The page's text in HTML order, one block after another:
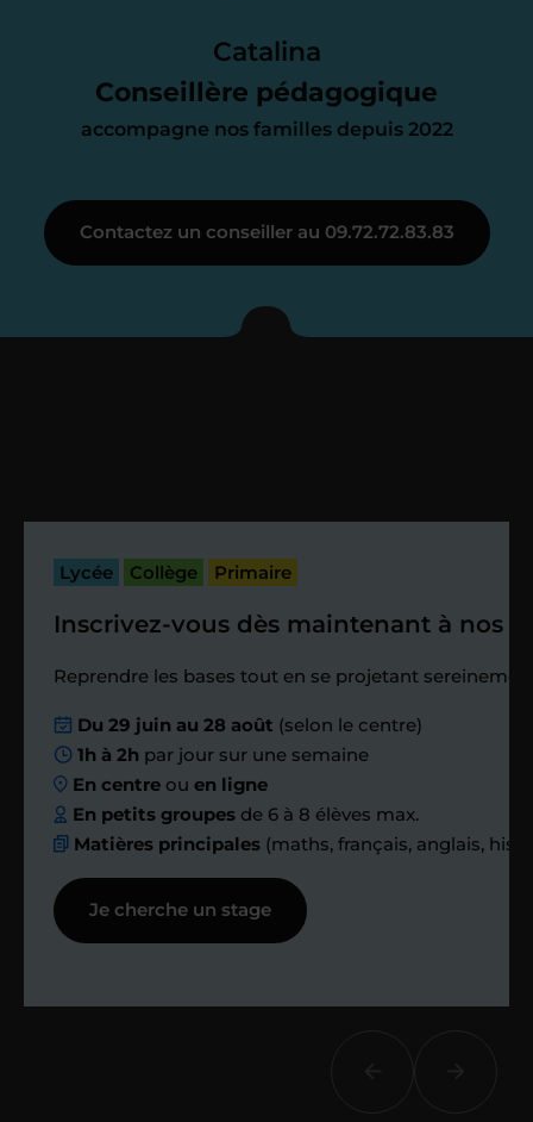
Catalina
Conseillère pédagogique
accompagne nos familles depuis 2022
parfait. À partir de maintenant nous
nous occupons de tout.
Je vous présente votre
enseignant sous 72
passé.
Étape 4
Nous planifions
ensemble des
échanges réguliers
Afin de suivre le travail et les progrès
réalisés, votre enseignant et moi-
même vous proposons des points et
Contactez un conseiller au 09.72.72.83.83
Lycée Collège Primaire
Inscrivez-vous dès maintenant à nos
Reprendre les bases tout en se projetant
Du 29 juin au 28 août (selon le centre)
1h à 2h par jour sur une semaine
En centre ouen ligne
En petits groupes de 6 à 8 élèves max.
Matières principales (maths, français, anglais,
Je cherche un stage